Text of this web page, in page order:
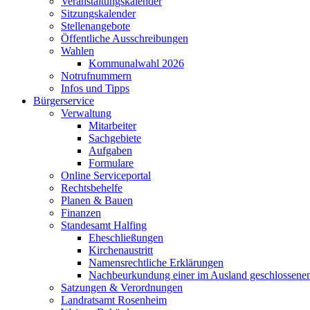
Sitzungskalender
Stellenangebote
Öffentliche Ausschreibungen
Wahlen
Kommunalwahl 2026
Notrufnummern
Infos und Tipps
Bürgerservice
Verwaltung
Mitarbeiter
Sachgebiete
Aufgaben
Formulare
Online Serviceportal
Rechtsbehelfe
Planen & Bauen
Finanzen
Standesamt Halfing
Eheschließungen
Kirchenaustritt
Namensrechtliche Erklärungen
Nachbeurkundung einer im Ausland
Satzungen & Verordnungen
Landratsamt Rosenheim